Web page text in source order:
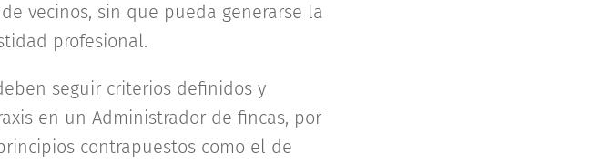
vecinos, sin que pueda generarse la
profesional.
seguir criterios definidos y
en un Administrador de fincas, por
contrapuestos como el de